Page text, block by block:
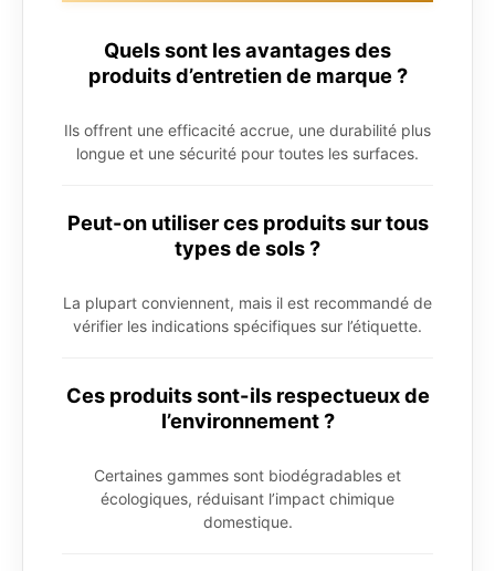
Quels sont les avantages des
produits d’entretien de marque ?
Ils offrent une efficacité accrue, une durabilité plus
longue et une sécurité pour toutes les surfaces.
Peut-on utiliser ces produits sur tous
types de sols ?
La plupart conviennent, mais il est recommandé de
vérifier les indications spécifiques sur l’étiquette.
Ces produits sont-ils respectueux de
l’environnement ?
Certaines gammes sont biodégradables et
écologiques, réduisant l’impact chimique
domestique.